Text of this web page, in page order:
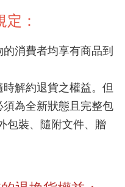
：
消費者均享有商品到
解約退貨之權益。但
為全新狀態且完整包
包裝、隨附文件、贈